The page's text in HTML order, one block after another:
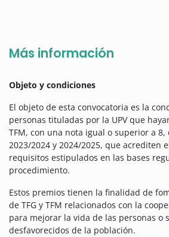
Más información
Objeto y condiciones
El objeto de esta convocatoria es la
personas tituladas por la UPV que
TFM, con una nota igual o superior a 8,
2023/2024 y 2024/2025, que acrediten
requisitos estipulados en las bases
procedimiento.
Estos premios tienen la finalidad de
de TFG y TFM relacionados con la
para mejorar la vida de las personas o
desfavorecidos de la población.